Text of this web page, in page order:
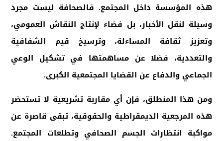
هذه المؤسسة داخل المجتمع. فالصحافة ليست مجرد
وسيلة لنقل الأخبار، بل فضاء لإنتاج النقاش العمومي،
وتعزيز ثقافة المساءلة، وترسيخ قيم الشفافية
والتعددية، فضلا عن مساهمتها في تشكيل الوعي
الجماعي والدفاع عن القضايا المجتمعية الكبرى.
ومن هذا المنطلق، فإن أي مقاربة تشريعية لا تستحضر
هذه المرجعية الديمقراطية والحقوقية، تبقى قاصرة عن
مواكبة انتظارات الجسم الصحافي وتطلعات المجتمع.